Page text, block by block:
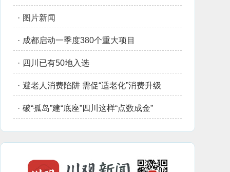
· 图片新闻
· 成都启动一季度380个重大项目
· 四川已有50地入选
· 避老人消费陷阱 需促“适老化”消费升级
· 破“孤岛”建“底座”四川这样“点数成金”